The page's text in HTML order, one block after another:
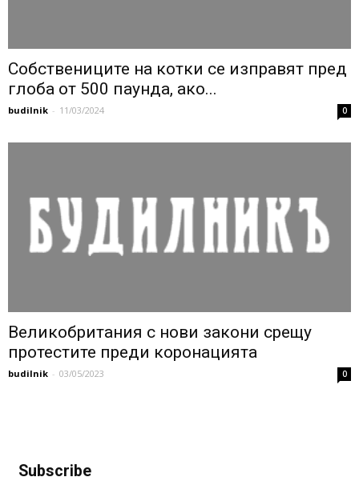
Собствениците на котки се изправят пред
глоба от 500 паунда, ако...
budilnik - 11/03/2024 0
Великобритания с нови закони срещу
протестите преди коронацията
budilnik - 03/05/2023 0
Subscribe